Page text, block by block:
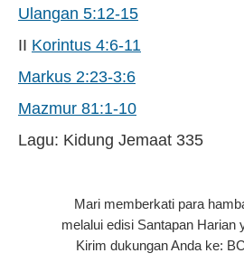
Ulangan 5:12-15
II Korintus 4:6-11
Markus 2:23-3:6
Mazmur 81:1-10
Lagu: Kidung Jemaat 335
Mari memberkati para
melalui edisi Santapan
Kirim dukungan Anda ke: